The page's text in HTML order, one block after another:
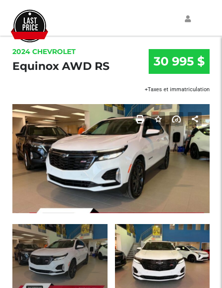
2024 CHEVROLET
Equinox AWD RS 30 995 $
+Taxes et immatriculation